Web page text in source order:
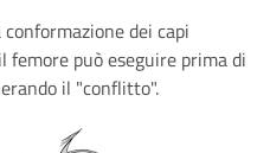
dei capi
può eseguire prima di
il "conflitto".